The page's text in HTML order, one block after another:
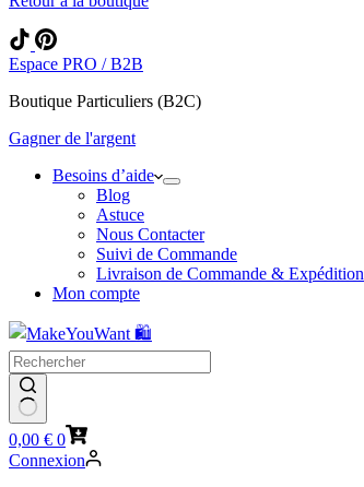
Espace PRO / B2B
Boutique Particuliers (B2C)
Gagner de l'argent
Besoins d’aide
Blog
Astuce
Nous Contacter
Suivi de Commande
Livraison de Commande & Expédition
Mon compte
Panier
d’achat
0,00 € 0
Connexion